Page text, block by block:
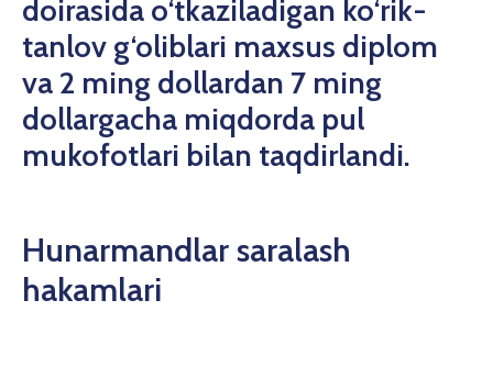
doirasida o‘tkaziladigan ko‘rik-
tanlov g‘oliblari maxsus diplom
va 2 ming dollardan 7 ming
dollargacha miqdorda pul
mukofotlari bilan taqdirlandi.
Hunarmandlar saralash
hakamlari